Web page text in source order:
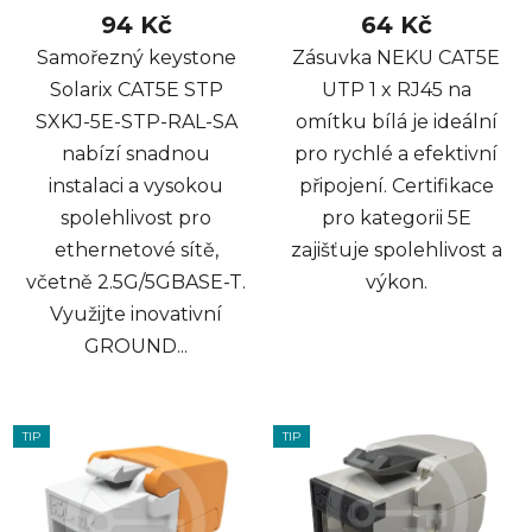
94 Kč
Samořezný keystone
Solarix CAT5E STP
SXKJ-5E-STP-RAL-SA
nabízí snadnou
instalaci a vysokou
spolehlivost pro
ethernetové sítě,
včetně 2.5G/5GBASE-T.
Využijte inovativní
GROUND...
64 Kč
Zásuvka NEKU CAT5E
UTP 1 x RJ45 na
omítku bílá je ideální
pro rychlé a efektivní
připojení. Certifikace
pro kategorii 5E
zajišťuje spolehlivost a
výkon.
TIP TIP